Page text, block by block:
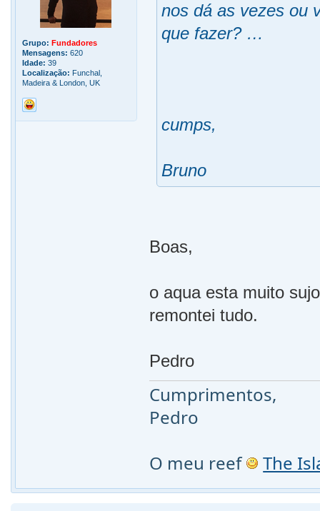
Grupo: Fundadores
Mensagens: 620
Idade: 39
Localização: Funchal,
Madeira & London, UK
nos dá as vezes ou
que fazer? …
cumps,
Bruno
Boas,
o aqua esta muito
remontei tudo.
Pedro
Cumprimentos,
Pedro
O meu reef
The